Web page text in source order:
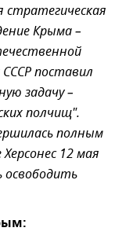
стратегическая
Крыма –
поставил
задачу –
полчищ".
полным
12 мая
освободить